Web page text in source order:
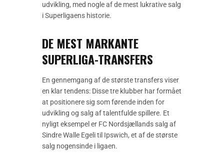
udvikling, med nogle af de mest lukrative salg
i Superligaens historie.
DE MEST MARKANTE
SUPERLIGA-TRANSFERS
En gennemgang af de største transfers viser
en klar tendens: Disse tre klubber har formået
at positionere sig som førende inden for
udvikling og salg af talentfulde spillere. Et
nyligt eksempel er FC Nordsjællands salg af
Sindre Walle Egeli til Ipswich, et af de største
salg nogensinde i ligaen.